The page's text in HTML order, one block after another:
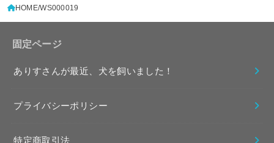
HOME WS000019
固定ページ
ありすさんが最近、犬を飼いました！
プライバシーポリシー
特定商取引法